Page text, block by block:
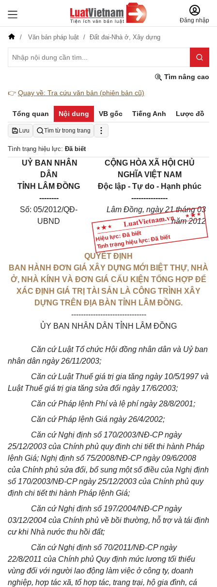
Đăng nhập
Văn bản pháp luật Đất đai-Nhà ở, Xây dựng
Tìm nâng cao
👉 Quay về: Tra cứu văn bản (phiên bản cũ)
Tổng quan Nội dung VB gốc Tiếng Anh Lược đồ
Lưu Tìm từ trong trang
Tình trạng hiệu lực: Đã biết
Hiệu lực: Đã biết
Tình trạng hiệu lực: Đã biết
UỶ BAN NHÂN
DÂN
TỈNH LÂM ĐỒNG
--------
Số: 05/2012/QĐ-
UBND
CỘNG HÒA XÃ HỘI CHỦ
NGHĨA VIỆT NAM
Độc lập - Tự do - Hạnh phúc
---------------
Lâm Đồng, ngày 21 tháng 03
năm 2012
QUYẾT ĐỊNH
BAN HÀNH ĐƠN GIÁ XÂY DỰNG MỚI BIỆT THỰ, NHÀ
Ở, NHÀ KÍNH VÀ ĐƠN GIÁ CẤU KIỆN TỔNG HỢP ĐỂ
XÁC ĐỊNH GIÁ TRỊ TÀI SẢN LÀ CÔNG TRÌNH XÂY
DỰNG TRÊN ĐỊA BÀN TỈNH LÂM ĐỒNG.
-------------------------------
ỦY BAN NHÂN DÂN TỈNH LÂM ĐỒNG
Căn cứ Luật Tổ chức Hội đồng nhân dân và Uỷ ban
nhân dân ngày 26/11/2003;
Căn cứ Luật Thuế giá trị gia tăng ngày 10/5/1997 và
Luật Thuế giá trị gia tăng sửa đổi ngày 17/6/2003;
Căn cứ Pháp lệnh Phí và lệ phí ngày 28/8/2001;
Căn cứ Pháp lệnh Giá ngày 26/4/2002;
Căn cứ Nghị định số 170/2003/NĐ-CP ngày
25/12/2003 của Chính phủ quy định chi tiết thi hành Pháp
lệnh Giá; Nghị định số 75/2008/NĐ-CP ngày 09/6/2008
của Chính phủ sửa đổi, bổ sung một số điều của Nghị định
số 170/2003/NĐ-CP ngày 25/12/2003 của Chính phủ quy
định chi tiết thi hành Pháp lệnh Giá;
Căn cứ Nghị định số 197/2004/NĐ-CP ngày
03/12/2004 của Chính phủ về bồi thường, hỗ trợ và tái định
cư khi Nhà nước thu hồi đất;
Căn cứ Nghị định số 70/2011/NĐ-CP ngày
22/8/2011 của Chính phủ Quy định mức lương tối thiểu
vùng đối với người lao động làm việc ở công ty, doanh
nghiệp, hợp tác xã, tổ hợp tác, trang trại, hộ gia đình, cá